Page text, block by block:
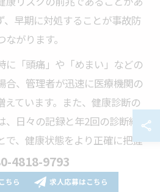
、早期に対処することが事故防
がります。
に「頭痛」や「めまい」などの
合、管理者が迅速に医療機関の
えています。また、健康診断の
日々の記録と年2回の診断結
で、健康状態をより正確に把握
は、単なる記録だけでなく、記
4818-9793
ちら 求人応募はこちら